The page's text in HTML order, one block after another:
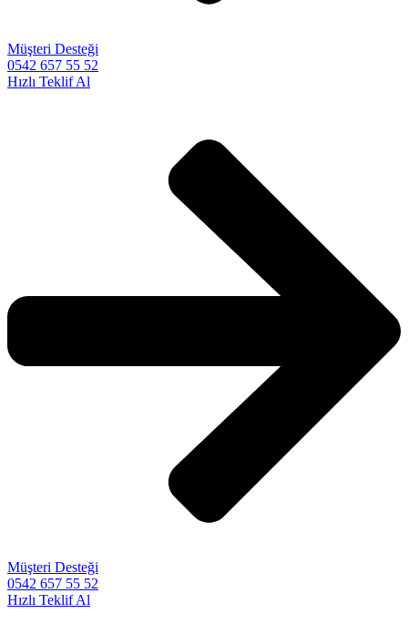
Müşteri Desteği
0542 657 55 52
Hızlı Teklif Al
Müşteri Desteği
0542 657 55 52
Hızlı Teklif Al